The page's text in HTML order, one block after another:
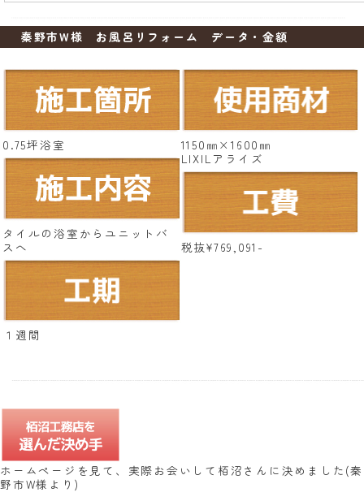
秦野市W様 お風呂リフォーム データ・金額
0.75坪浴室
タイルの浴室からユニットバ
スへ
1150㎜×1600㎜
LIXILアライズ
税抜¥769,091-
１週間
ホームページを見て、実際お会いして栢沼さんに決めました(秦
野市W様より)